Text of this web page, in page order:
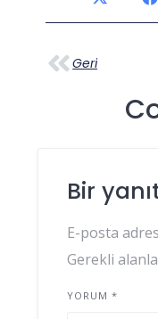
Geri
Bir
E-posta
Gerekli
YORUM *